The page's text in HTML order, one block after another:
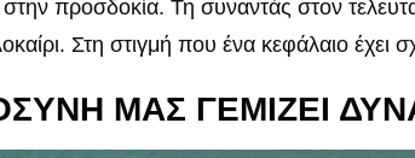
προσδοκία. Τη συναντάς στον
Στη στιγμή που ένα κεφάλαιο έχει
ΜΑΣ ΓΕΜΙΖΕΙ